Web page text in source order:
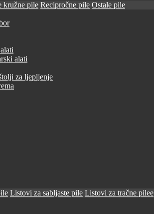
kružne pile Recipročne pile Ostale pile
alati
za ljepljenje
Listovi za sabljaste pile Listovi za tračne pilee